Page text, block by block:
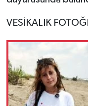
VESİKALIK
Vasıta
Yaşam